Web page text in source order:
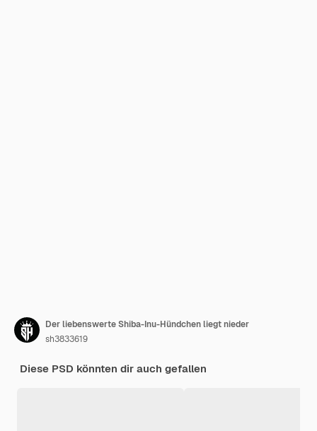
Der liebenswerte Shiba-Inu-Hündchen liegt nieder
sh3833619
Diese PSD könnten dir auch gefallen